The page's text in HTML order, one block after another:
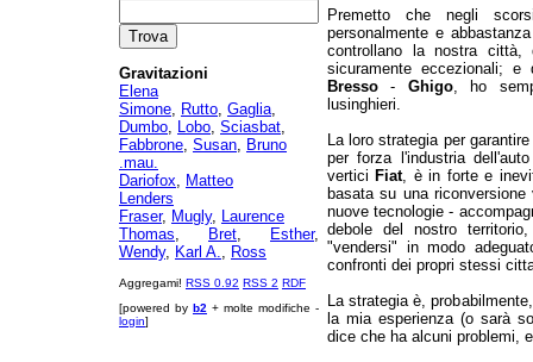
Gravitazioni
Elena
Simone, Rutto, Gaglia,
Dumbo, Lobo, Sciasbat,
Fabbrone, Susan, Bruno
.mau.
Dariofox, Matteo
Lenders
Fraser, Mugly, Laurence
Thomas, Bret, Esther,
Wendy, Karl A., Ross
Aggregami! RSS 0.92 RSS 2 RDF
[powered by b2 + molte modifiche -
login]
Premetto che negli
personalmente e
controllano la nostra
sicuramente eccezionali;
Bresso - Ghigo, ho
lusinghieri.
La loro strategia per
per forza l'industria
vertici Fiat, è in forte e
basata su una
nuove tecnologie -
debole del nostro
"vendersi" in modo
confronti dei propri stessi
La strategia è,
la mia esperienza (o sarà
dice che ha alcuni problemi,